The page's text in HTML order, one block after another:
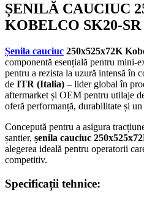
ȘENILĂ CAUCIUC
KOBELCO SK20-SR
Șenila cauciuc 250x525x72K
componentă esențială pentru mini-
pentru a rezista la uzură intensă în
de ITR (Italia) – lider global în
aftermarket și OEM pentru utilaje
oferă performanță, durabilitate și
Concepută pentru a asigura
șantier, șenila cauciuc
alegerea ideală pentru operatorii
competitiv.
Specificații tehnice: